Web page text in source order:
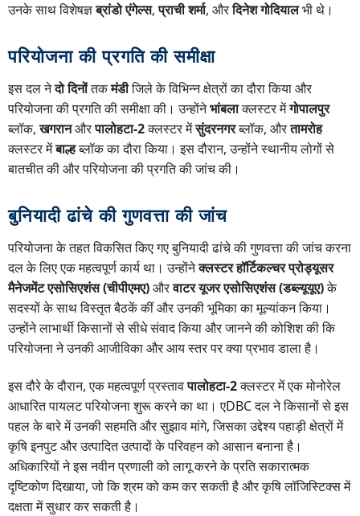
उनके साथ विशेषज्ञब्रांडो एंगेल्स,प्राची शर्मा, औरदिनेश गोदियालभी थे।
परियोजना की प्रगति की समीक्षा
इस दल नेदो दिनोंतकमंडीजिले के विभिन्न क्षेत्रों का दौरा किया और
परियोजना की प्रगति की समीक्षा की। उन्होंनेभांबलाक्लस्टर मेंगोपालपुर
ब्लॉक,खगरानऔरपालोहटा-2क्लस्टर मेंसुंदरनगरब्लॉक, औरतामरोह
क्लस्टर मेंबाल्हब्लॉक का दौरा किया। इस दौरान, उन्होंने स्थानीय लोगों से
बातचीत की और परियोजना की प्रगति की जांच की।
बुनियादी ढांचे की गुणवत्ता की जांच
परियोजना के तहत विकसित किए गए बुनियादी ढांचे की गुणवत्ता की जांच करना
दल के लिए एक महत्वपूर्ण कार्य था। उन्होंनेक्लस्टर हॉर्टिकल्चर प्रोड्यूसर
मैनेजमेंट एसोसिएशंस (चीपीएमए)औरवाटर यूजर एसोसिएशंस (डब्ल्यूयूए)के
सदस्यों के साथ विस्तृत बैठकें कीं और उनकी भूमिका का मूल्यांकन किया।
उन्होंने लाभार्थी किसानों से सीधे संवाद किया और जानने की कोशिश की कि
परियोजना ने उनकी आजीविका और आय स्तर पर क्या प्रभाव डाला है।
इस दौरे के दौरान, एक महत्वपूर्ण प्रस्तावपालोहटा-2क्लस्टर में एक मोनोरेल
आधारित पायलट परियोजना शुरू करने का था। एDBC दल ने किसानों से इस
पहल के बारे में उनकी सहमति और सुझाव मांगे, जिसका उद्देश्य पहाड़ी क्षेत्रों में
कृषि इनपुट और उत्पादित उत्पादों के परिवहन को आसान बनाना है।
अधिकारियों ने इस नवीन प्रणाली को लागू करने के प्रति सकारात्मक
दृष्टिकोण दिखाया, जो कि श्रम को कम कर सकती है और कृषि लॉजिस्टिक्स में
दक्षता में सुधार कर सकती है।